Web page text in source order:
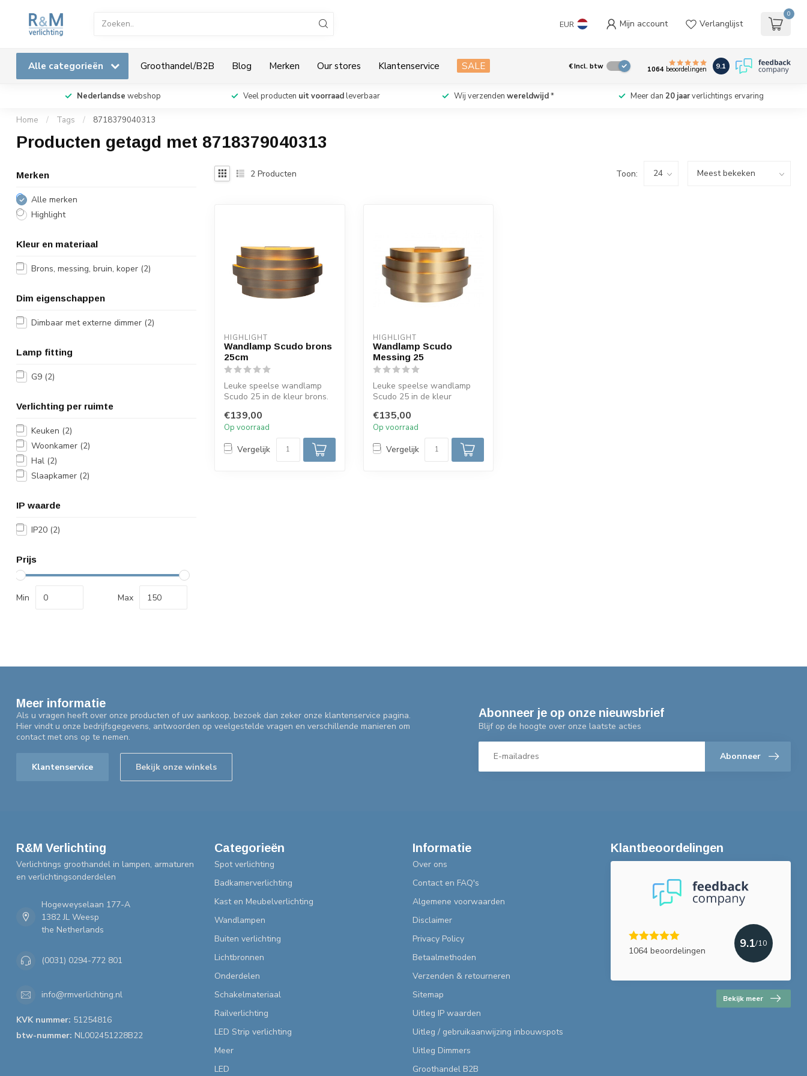
EUR Mijn account Verlanglijst
0
Alle categorieën Groothandel/B2B Blog Merken Our stores Klantenservice SALE €Incl. btw 1064beoordelingen 9.1
Nederlandse webshop Veel producten uit voorraadleverbaar Wij verzenden wereldwijd* Meer dan 20 jaarverlichtings ervaring
Home / Tags / 8718379040313
Producten getagd met 8718379040313
Merken
Alle merken
Highlight
Kleur en materiaal
Brons, messing, bruin, koper (2)
Dim eigenschappen
Dimbaar met externe dimmer (2)
Lamp fitting
G9 (2)
Verlichting per ruimte
Keuken (2)
Woonkamer (2)
Hal (2)
Slaapkamer (2)
IP waarde
IP20 (2)
Prijs
Min Max
2 Producten Toon:
HIGHLIGHT
Wandlamp Scudo brons
25cm
Leuke speelse wandlamp
Scudo 25 in de kleur brons.
vol...
€139,00
Op voorraad
Vergelijk
HIGHLIGHT
Wandlamp Scudo
Messing 25
Leuke speelse wandlamp
Scudo 25 in de kleur
een G9 230...
€135,00
Op voorraad
Vergelijk
Meer informatie
Als u vragen heeft over onze producten of uw aankoop, bezoek dan zeker onze klantenservice pagina.
Hier vindt u onze bedrijfsgegevens, antwoorden op veelgestelde vragen en verschillende manieren om
contact met ons op te nemen.
Klantenservice Bekijk onze winkels
Abonneer je op onze nieuwsbrief
Blijf op de hoogte over onze laatste acties
Abonneer
R&M Verlichting
Verlichtings groothandel in lampen, armaturen
en verlichtingsonderdelen
Hogeweyselaan 177-A
1382 JL Weesp
the Netherlands
(0031) 0294-772 801
info@rmverlichting.nl
KVK nummer: 51254816
btw-nummer: NL002451228B22
Categorieën
Spot verlichting
Badkamerverlichting
Kast en Meubelverlichting
Wandlampen
Buiten verlichting
Lichtbronnen
Onderdelen
Schakelmateriaal
Railverlichting
LED Strip verlichting
Meer
LED
Informatie
Over ons
Contact en FAQ's
Algemene voorwaarden
Disclaimer
Privacy Policy
Betaalmethoden
Verzenden & retourneren
Sitemap
Uitleg IP waarden
Uitleg / gebruikaanwijzing inbouwspots
Uitleg Dimmers
Groothandel B2B
Klantbeoordelingen
1064 beoordelingen
9.1/10
Bekijk meer